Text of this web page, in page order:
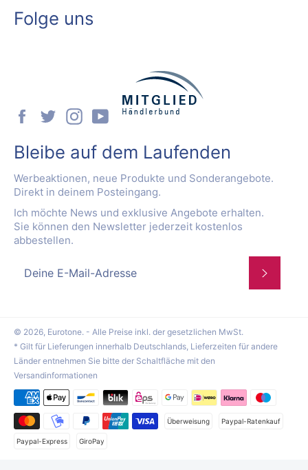
Folge uns
FacebookTwitterInstagramYouTube
Bleibe auf dem Laufenden
Werbeaktionen, neue Produkte und Sonderangebote.
Direkt in deinem Posteingang.
Ich möchte News und exklusive Angebote erhalten.
Sie können den Newsletter jederzeit kostenlos
abbestellen.
© 2026, Eurotone. - Alle Preise inkl. der gesetzlichen MwSt.
* Gilt für Lieferungen innerhalb Deutschlands, Lieferzeiten für andere
Länder entnehmen Sie bitte der Schaltfläche mit den
Versandinformationen
Zahlungsmethoden
Überweisung Paypal-Ratenkauf
Paypal-Express GiroPay